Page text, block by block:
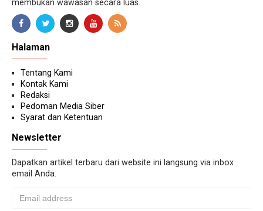
membukan wawasan secara luas.
Halaman
Tentang Kami
Kontak Kami
Redaksi
Pedoman Media Siber
Syarat dan Ketentuan
Newsletter
Dapatkan artikel terbaru dari website ini langsung via inbox
email Anda.